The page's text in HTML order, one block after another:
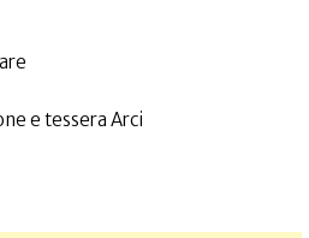
e tessera Arci